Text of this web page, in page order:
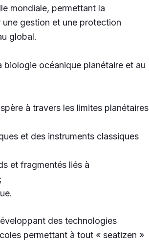
mondiale, permettant la
gestion et une protection
global.
océanique planétaire et au
à travers les limites planétaires
et des instruments classiques
et fragmentés liés à
des technologies
permettant à tout « seatizen »